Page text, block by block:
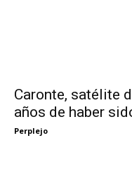
Caronte, satélite
años de haber
Perplejo